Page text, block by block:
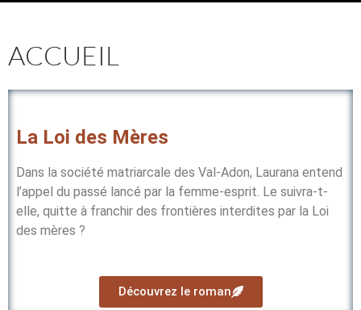
ACCUEIL
La Loi des Mères
Dans la société matriarcale des Val-Adon, Laurana entend
l’appel du passé lancé par la femme-esprit. Le suivra-t-
elle, quitte à franchir des frontières interdites par la Loi
des mères ?
Découvrez le roman